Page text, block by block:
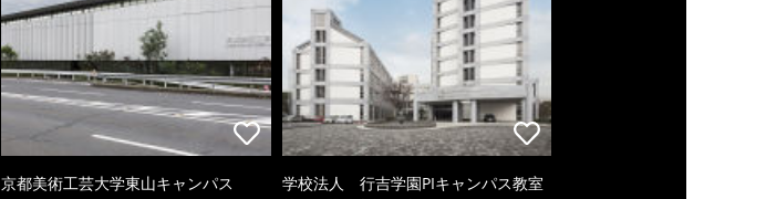
京都美術工芸大学東山キャンパス
学校法人 行吉学園PIキャンパス教室